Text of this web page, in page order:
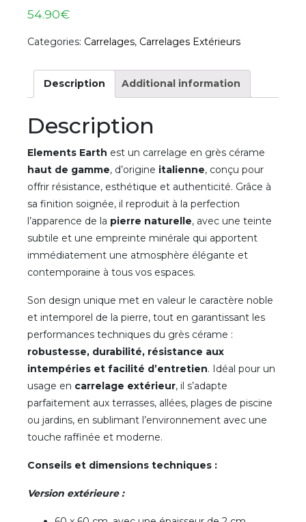
54.90€
Categories: Carrelages, Carrelages Extérieurs
Description Additional information
Description
Elements Earth est un carrelage en grès cérame
haut de gamme, d’origine italienne, conçu pour
offrir résistance, esthétique et authenticité. Grâce à
sa finition soignée, il reproduit à la perfection
l’apparence de la pierre naturelle, avec une teinte
subtile et une empreinte minérale qui apportent
immédiatement une atmosphère élégante et
contemporaine à tous vos espaces.
Son design unique met en valeur le caractère noble
et intemporel de la pierre, tout en garantissant les
performances techniques du grès cérame :
robustesse, durabilité, résistance aux
intempéries et facilité d’entretien. Idéal pour un
usage en carrelage extérieur, il s’adapte
parfaitement aux terrasses, allées, plages de piscine
ou jardins, en sublimant l’environnement avec une
touche raffinée et moderne.
Conseils et dimensions techniques :
Version extérieure :